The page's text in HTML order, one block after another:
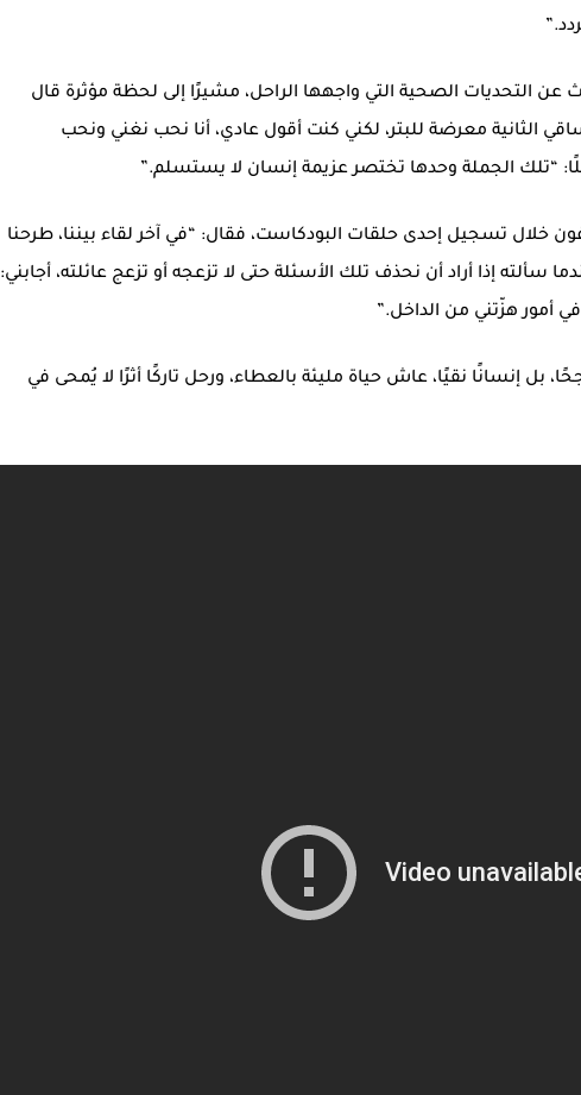
عن التحديات الصحية التي واجهها الراحل، مشيرًا إلى لحظة مؤثرة قال
الثانية معرضة للبتر، لكني كنت أقول عادي، أنا نحب نغني ونحب
“تلك الجملة وحدها تختصر عزيمة إنسان لا يستسلم.”
خلال تسجيل إحدى حلقات البودكاست، فقال: “في آخر لقاء بيننا، طرحنا
سألته إذا أراد أن نحذف تلك الأسئلة حتى لا تزعجه أو تزعج عائلته، أجابني:
أمور هزّتني من الداخل.”
إنسانًا نقيًا، عاش حياة مليئة بالعطاء، ورحل تاركًا أثرًا لا يُمحى في